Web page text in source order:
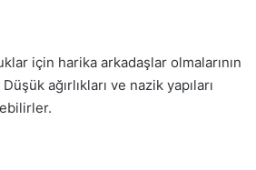
için harika arkadaşlar olmalarının
ağırlıkları ve nazik yapıları